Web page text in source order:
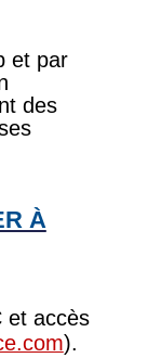
et par
des
À
et accès
).